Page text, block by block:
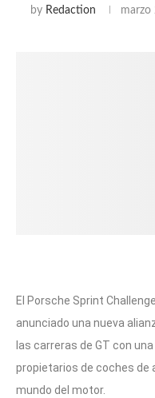
by Redaction marzo
El Porsche Sprint
anunciado una nueva
las carreras de GT con
propietarios de coches de
mundo del motor.